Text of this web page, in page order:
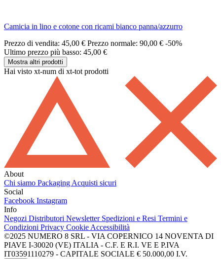
Camicia in lino e cotone con ricami bianco panna/azzurro
Prezzo di vendita: 45,00 € Prezzo normale: 90,00 € -50%
Ultimo prezzo più basso: 45,00 €
Mostra altri prodotti
Hai visto xt-num di xt-tot prodotti
About
Chi siamo Packaging Acquisti sicuri
Social
Facebook Instagram
Info
Negozi Distributori Newsletter Spedizioni e Resi Termini e
Condizioni Privacy Cookie Accessibilità
©2025 NUMERO 8 SRL - VIA COPERNICO 14 NOVENTA DI
PIAVE I-30020 (VE) ITALIA - C.F. E R.I. VE E P.IVA
IT03591110279 - CAPITALE SOCIALE € 50.000,00 I.V.